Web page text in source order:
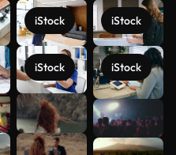
iStock
iStock
iStock
iStock
Meer
bekijken